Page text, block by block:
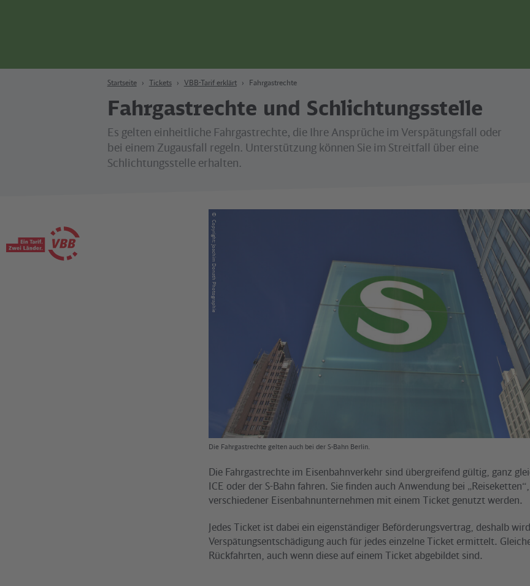
Startseite Tickets VBB-Tarif erklärt Fahrgastrechte
Fahrgastrechte und Schlichtungsstelle
Es gelten einheitliche Fahrgastrechte, die Ihre Ansprüche im Verspätungsfall oder
bei einem Zugausfall regeln. Unterstützung können Sie im Streitfall über eine
Schlichtungsstelle erhalten.
©
Copyright: Joachim Donath Photographie
Die Fahrgastrechte gelten auch bei der S-Bahn Berlin.
Die Fahrgastrechte im Eisenbahnverkehr sind übergreifend gültig, ganz
ICE oder der S-Bahn fahren. Sie finden auch Anwendung bei
verschiedener Eisenbahnunternehmen mit einem Ticket genutzt werden.
Jedes Ticket ist dabei ein eigenständiger Beförderungsvertrag, deshalb
Verspätungsentschädigung auch für jedes einzelne Ticket ermittelt.
Rückfahrten, auch wenn diese auf einem Ticket abgebildet sind.